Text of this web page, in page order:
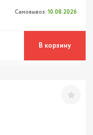
Самовывоз: 10.08.2026
В корзину